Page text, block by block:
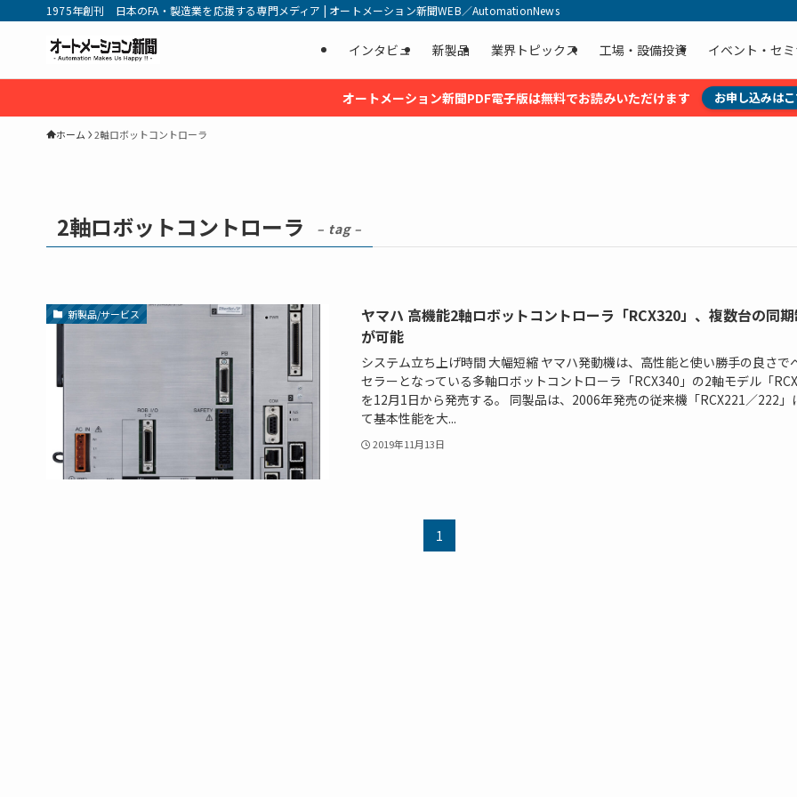
1975年創刊 日本のFA・製造業を応援する専門メディア | オートメーション新聞WEB／AutomationNews
インタビュ 新製品 業界トピックス 工場・設備投資 イベント・セ
オートメーション新聞PDF電子版は無料でお読みいただけます お申し込みは
ホーム 2軸ロボットコントローラ
2軸ロボットコントローラ – tag –
新製品/サービス
ヤマハ 高機能2軸ロボットコントローラ「RCX320」、複数台の同
が可能
システム立ち上げ時間 大幅短縮 ヤマハ発動機は、高性能と使い勝手の良さで
セラーとなっている多軸ロボットコントローラ「RCX340」の2軸モデル「
を12月1日から発売する。 同製品は、2006年発売の従来機「RCX221／222」
て基本性能を大...
2019年11月13日
1